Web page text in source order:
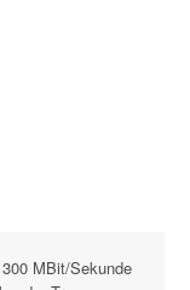
MBit/Sekunde 